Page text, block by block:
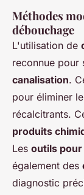
Méthodes
débouchage
L'utilisation de
reconnue pour
canalisation.
pour éliminer
récalcitrants.
produits
Les outils
également des
diagnostic